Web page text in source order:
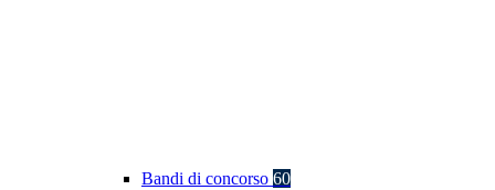
Bandi di concorso 60